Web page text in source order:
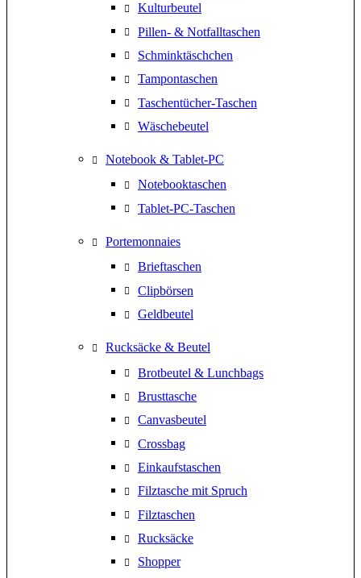
Kulturbeutel
Pillen- & Notfalltaschen
Schminktäschchen
Tampontaschen
Taschentücher-Taschen
Wäschebeutel
Notebook & Tablet-PC
Notebooktaschen
Tablet-PC-Taschen
Portemonnaies
Brieftaschen
Clipbörsen
Geldbeutel
Rucksäcke & Beutel
Brotbeutel & Lunchbags
Brusttasche
Canvasbeutel
Crossbag
Einkaufstaschen
Filztasche mit Spruch
Filztaschen
Rucksäcke
Shopper